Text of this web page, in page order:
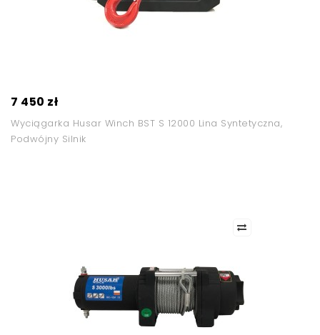
7 450 zł
Wyciągarka Husar Winch BST S 12000 Lina Syntetyczna,
Podwójny Silnik